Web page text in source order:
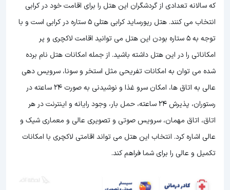
که سالانه تعدادی از گردشگران این هتل را برای اقامت خود در کرابی
انتخاب می کنند. هتل ریورساید کرابی هتلی 5 ستاره در کرابی است و با
توجه به 5 ستاره بودن این هتل
می توانید اقامت لاکچری و پر
امکاناتی را در این هتل داشته باشید. از جمله امکانات هتل نام برده
شده می توان به امکانات تفریحی مثل استخر و سونا، سرویس دهی
عالی به اتاق ها، امکان سرو غذا و نوشیدنی به صورت 24 ساعته در
رستوران، پذیرش 24 ساعته، حمل بار، وجود رایانه و اینترنت در هر
اتاق، اتاق مهمان، سرویس صوتی و تصویری عالی و معماری شیک و
عالی اشاره کرد. انتخاب این هتل می تواند اقامتی لاکچری با امکانات
تکمیل و عالی را برای شما فراهم کند.